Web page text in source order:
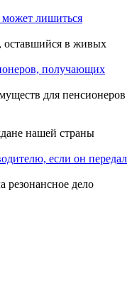
лишиться
оставшийся в живых
получающих
для пенсионеров
нашей страны
если он передал
резонансное дело